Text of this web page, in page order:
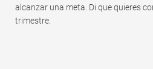
Fórmula
Java
alcanzar una meta. Di que quieres
trimestre.